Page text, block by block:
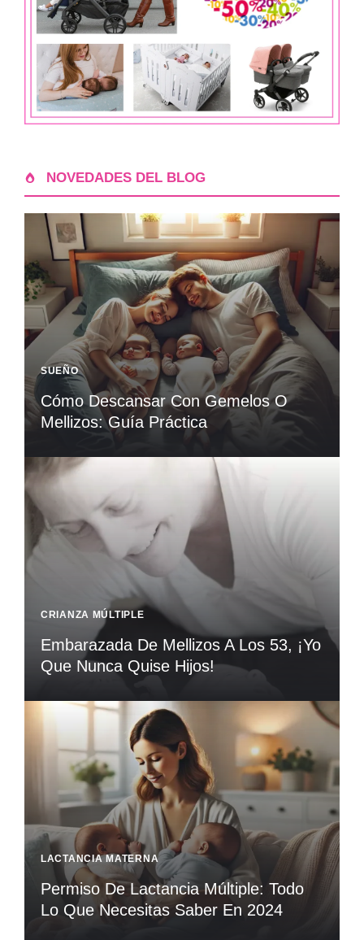
NOVEDADES DEL BLOG
SUEÑO
Cómo Descansar Con Gemelos O
Mellizos: Guía Práctica
CRIANZA MÚLTIPLE
Embarazada De Mellizos A Los 53, ¡Yo
Que Nunca Quise Hijos!
LACTANCIA MATERNA
Permiso De Lactancia Múltiple: Todo
Lo Que Necesitas Saber En 2024